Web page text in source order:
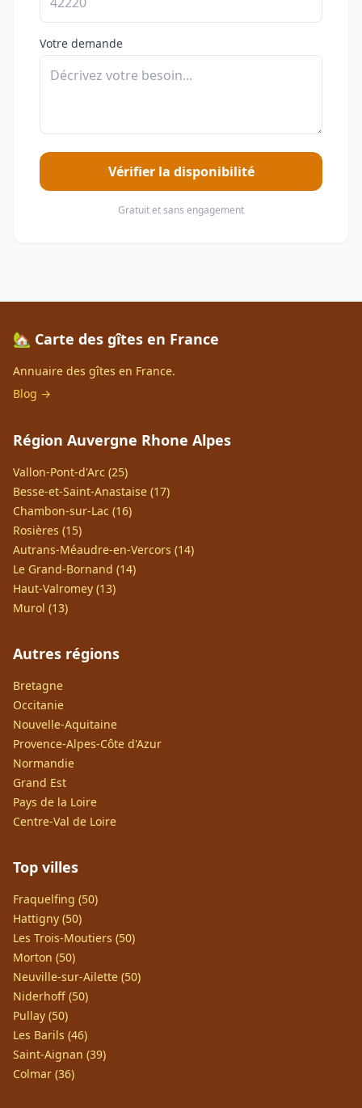
Votre demande
Vérifier la disponibilité
Gratuit et sans engagement
🏡 Carte des gîtes en France
Annuaire des gîtes en France.
Blog →
Région Auvergne Rhone Alpes
Vallon-Pont-d'Arc (25)
Besse-et-Saint-Anastaise (17)
Chambon-sur-Lac (16)
Rosières (15)
Autrans-Méaudre-en-Vercors (14)
Le Grand-Bornand (14)
Haut-Valromey (13)
Murol (13)
Autres régions
Bretagne
Occitanie
Nouvelle-Aquitaine
Provence-Alpes-Côte d'Azur
Normandie
Grand Est
Pays de la Loire
Centre-Val de Loire
Top villes
Fraquelfing (50)
Hattigny (50)
Les Trois-Moutiers (50)
Morton (50)
Neuville-sur-Ailette (50)
Niderhoff (50)
Pullay (50)
Les Barils (46)
Saint-Aignan (39)
Colmar (36)